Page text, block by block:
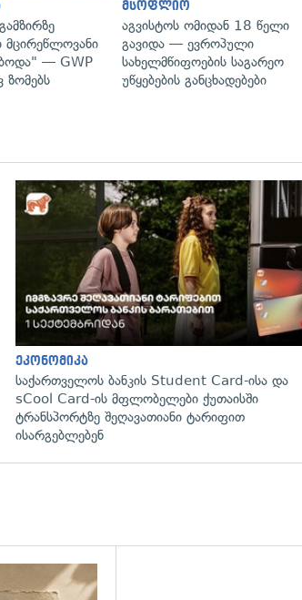
— GWP
ზომებს
მსოფლიო
აგვისტოს ომიდან 18 წელი
გავიდა — ევროპული
სახელმწიფოების საგარეო
უწყებების განცხადებები
ეკონომიკა
საქართველოს ბანკის Student Card-ისა და
sCool Card-ის მფლობელები ქუთაისში
ტრანსპორტზე შეღავათიანი ტარიფით
ისარგებლებენ